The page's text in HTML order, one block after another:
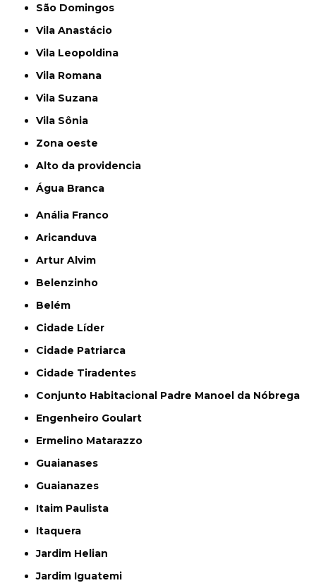
São Domingos
Vila Anastácio
Vila Leopoldina
Vila Romana
Vila Suzana
Vila Sônia
Zona oeste
alto da providencia
Água Branca
Anália Franco
Aricanduva
Artur Alvim
Belenzinho
Belém
Cidade Líder
Cidade Patriarca
Cidade Tiradentes
Conjunto Habitacional Padre Manoel da Nóbrega
Engenheiro Goulart
Ermelino Matarazzo
Guaianases
Guaianazes
Itaim Paulista
Itaquera
Jardim Helian
Jardim Iguatemi